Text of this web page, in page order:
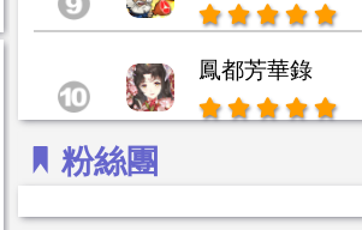
鳳都芳華錄
粉絲團
駭浪特別報導🌊